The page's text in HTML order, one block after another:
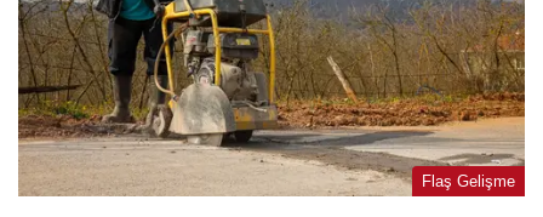
Flaş Gelişme